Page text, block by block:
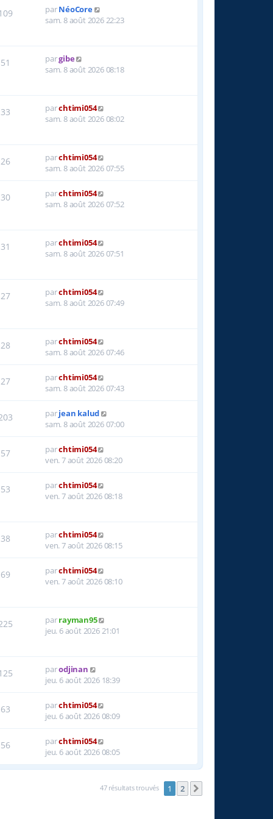
parNéoCore
sam. 8 août 2026 22:23
51 pargibe
sam. 8 août 2026 08:18
33 parchtimi054
sam. 8 août 2026 08:02
26 parchtimi054
sam. 8 août 2026 07:55
30 parchtimi054
sam. 8 août 2026 07:52
31 parchtimi054
sam. 8 août 2026 07:51
27 parchtimi054
sam. 8 août 2026 07:49
28 parchtimi054
sam. 8 août 2026 07:46
27 parchtimi054
sam. 8 août 2026 07:43
parjean kalud
sam. 8 août 2026 07:00
57 parchtimi054
ven. 7 août 2026 08:20
53 parchtimi054
ven. 7 août 2026 08:18
38 parchtimi054
ven. 7 août 2026 08:15
69 parchtimi054
ven. 7 août 2026 08:10
parrayman95
jeu. 6 août 2026 21:01
parodjinan
jeu. 6 août 2026 18:39
63 parchtimi054
jeu. 6 août 2026 08:09
56 parchtimi054
jeu. 6 août 2026 08:05
47 résultats trouvés 1 2